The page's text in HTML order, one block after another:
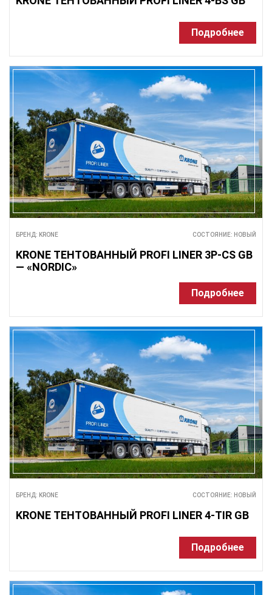
Подробнее
БРЕНД: KRONE СОСТОЯНИЕ: НОВЫЙ
KRONE ТЕНТОВАННЫЙ PROFI LINER 3P-CS GB
— «NORDIC»
Подробнее
БРЕНД: KRONE СОСТОЯНИЕ: НОВЫЙ
KRONE ТЕНТОВАННЫЙ PROFI LINER 4-TIR GB
Подробнее